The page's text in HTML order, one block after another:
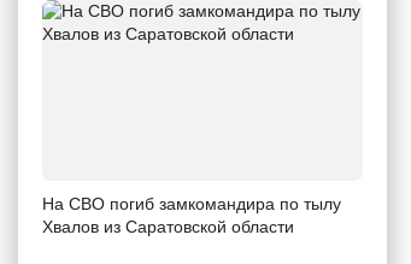
На СВО погиб замкомандира по тылу
Хвалов из Саратовской области